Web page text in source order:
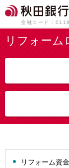
金融コード：0119
リフォーム
リフォーム資